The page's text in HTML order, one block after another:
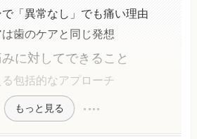
「異常なし」でも痛い理由
歯のケアと同じ発想
に対してできること
包括的なアプローチ
もっと見る